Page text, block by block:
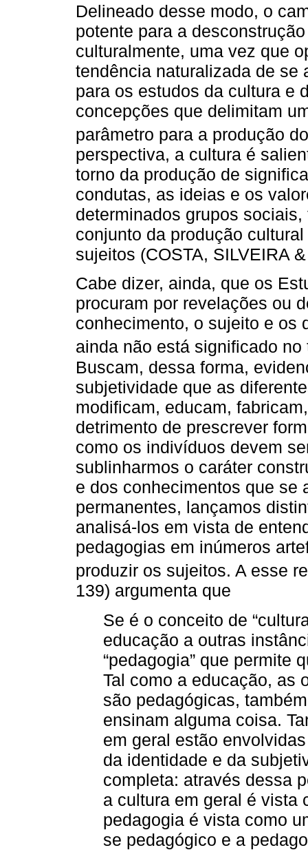
Delineado desse modo, o
potente para a
culturalmente, uma vez que
tendência naturalizada de se
para os estudos da cultura e
concepções que delimitam
parâmetro para a produção
perspectiva, a cultura é
torno da produção de
condutas, as ideias e os
determinados grupos
conjunto da produção
sujeitos (COSTA, SILVEIRA
Cabe dizer, ainda, que os
procuram por revelações ou
conhecimento, o sujeito e os
ainda não está significado
Buscam, dessa forma,
subjetividade que as
modificam, educam,
detrimento de prescrever
como os indivíduos devem
sublinharmos o caráter
e dos conhecimentos que se
permanentes, lançamos
analisá-los em vista de
pedagogias em inúmeros
produzir os sujeitos. A esse
139) argumenta que
Se é o conceito de
educação a outras
“pedagogia” que permite
Tal como a educação, as
são pedagógicas,
ensinam alguma coisa.
em geral estão
da identidade e da
completa: através dessa
a cultura em geral é vista
pedagogia é vista como
se pedagógico e a